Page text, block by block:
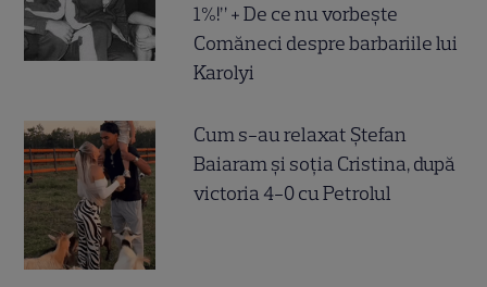
1%!” + De ce nu vorbește
Comăneci despre barbariile lui
Karolyi
Cum s-au relaxat Ștefan
Baiaram și soția Cristina, după
victoria 4-0 cu Petrolul